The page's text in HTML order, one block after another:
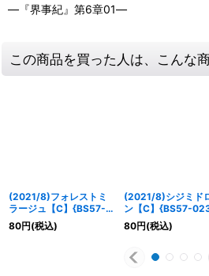
―『界事紀』第6章01―
この商品を買った人は、こんな
(2021/8)フォレストミ
ラージュ【C】{BS57-
065}《緑》
80円(税込)
(2021/8)シジミド
ン【C】{BS57-
《緑》
80円(税込)